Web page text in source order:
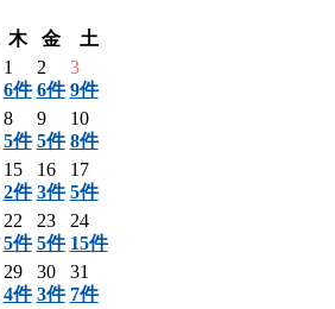
木 金
土
1
6件
2
6件
3
9件
8
5件
9
5件
10
8件
15
2件
16
3件
17
5件
22
5件
23
5件
24
15件
29
4件
30
3件
31
7件